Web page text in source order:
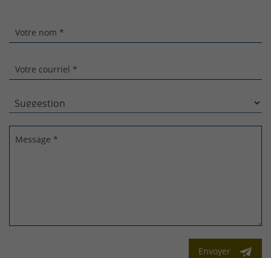
Votre nom *
Votre courriel *
Message *
Envoyer